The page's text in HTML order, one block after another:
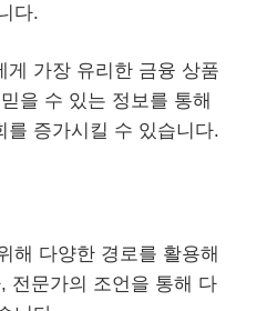
다.
게 가장 유리한 금융 상품
을 수 있는 정보를 통해
를 증가시킬 수 있습니다.
해 다양한 경로를 활용해
전문가의 조언을 통해 다